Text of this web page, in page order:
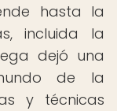
hasta la
incluida la
dejó una
de la
y técnicas